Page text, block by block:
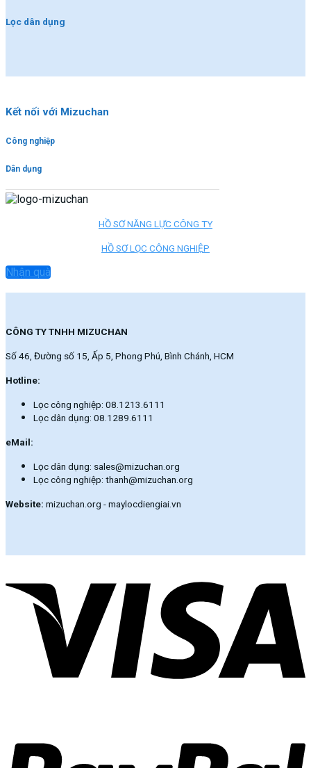
Lọc dân dụng
Kết nối với Mizuchan
Công nghiệp
Dân dụng
HỒ SƠ NĂNG LỰC CÔNG TY
HỒ SƠ LỌC CÔNG NGHIỆP
Nhận quà
CÔNG TY TNHH MIZUCHAN
Số 46, Đường số 15, Ấp 5, Phong Phú, Bình Chánh, HCM
Hotline:
Lọc công nghiệp: 08.1213.6111
Lọc dân dụng: 08.1289.6111
eMail:
Lọc dân dụng: sales@mizuchan.org
Lọc công nghiệp: thanh@mizuchan.org
Website: mizuchan.org - maylocdiengiai.vn